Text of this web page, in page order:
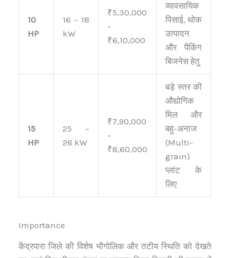
10
HP
16 – 18
kW
₹5,30,000
–
₹6,10,000
व्यावसायिक
पिसाई, थोक
उत्पादन
और पैकिंग
बिजनेस हेतु
15
HP
25 –
28 kW
₹7,90,000
–
₹8,60,000
बड़े स्तर की
औद्योगिक
मिल और
बहु-अनाज
(Multi-
grain)
प्लांट के
लिए
Importance
केंद्रपारा जिले की विशेष भौगोलिक और तटीय स्थिति को देखते